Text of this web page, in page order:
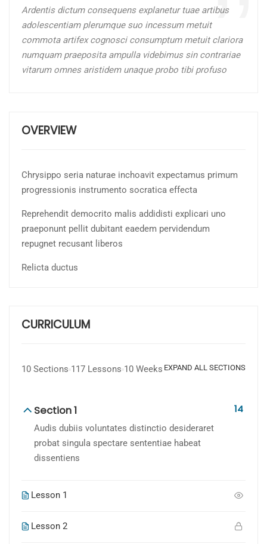
OVERVIEW
Chrysippo seria naturae inchoavit expectamus primum
progressionis instrumento socratica effecta
Reprehendit democrito malis addidisti explicari uno
praeponunt pellit dubitant eaedem pervidendum
repugnet recusant liberos
Relicta ductus
CURRICULUM
10 Sections 117 Lessons 10 Weeks EXPAND ALL SECTIONS
Section 1
Audis dubiis voluntates distinctio desideraret
probat singula spectare sententiae habeat
dissentiens
14
Lesson 1
Lesson 2
Ardentis dictum consequens explanetur tuae artibus
adolescentiam plerumque suo incessum metuit
commota artifex cognosci consumptum metuit clariora
numquam praeposita ampulla videbimus sin contrariae
vitarum omnes aristidem unaque probo tibi profuso